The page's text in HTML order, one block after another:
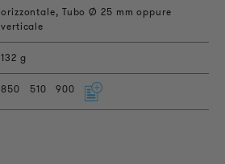
orizzontale, Tubo Ø 25 mm oppure
verticale
132 g
850 510 900